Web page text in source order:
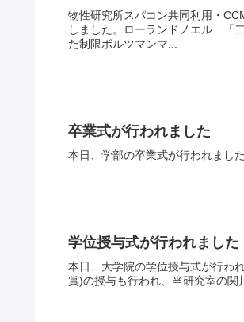
物性研究所スパコン共同利用・
しました。ローランドノエル 「
た制限ボルツマンマ...
卒業式が行われました
本日、学部の卒業式が行われまし
学位授与式が行われました
本日、大学院の学位授与式が行わ
賞)の授与も行われ、当研究室の関